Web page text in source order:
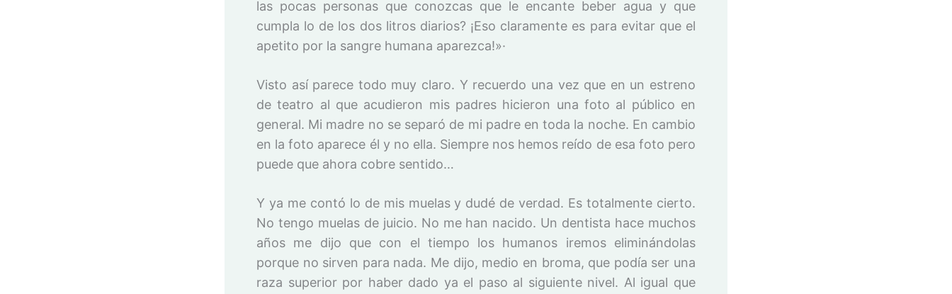
las pocas personas que conozcas que le encante beber agua y que
cumpla lo de los dos litros diarios? ¡Eso claramente es para evitar que el
apetito por la sangre humana aparezca!»·
Visto así parece todo muy claro. Y recuerdo una vez que en un estreno
de teatro al que acudieron mis padres hicieron una foto al público en
general. Mi madre no se separó de mi padre en toda la noche. En cambio
en la foto aparece él y no ella. Siempre nos hemos reído de esa foto pero
puede que ahora cobre sentido…
Y ya me contó lo de mis muelas y dudé de verdad. Es totalmente cierto.
No tengo muelas de juicio. No me han nacido. Un dentista hace muchos
años me dijo que con el tiempo los humanos iremos eliminándolas
porque no sirven para nada. Me dijo, medio en broma, que podía ser una
raza superior por haber dado ya el paso al siguiente nivel. Al igual que